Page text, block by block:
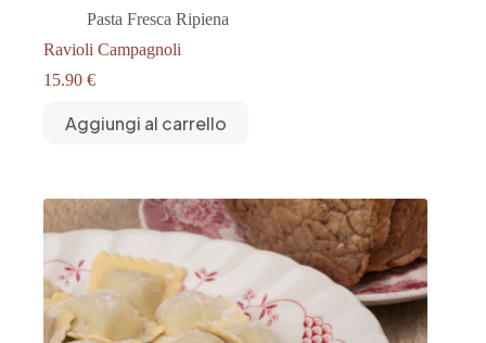
Pasta Fresca Ripiena
Ravioli Campagnoli
15.90 €
Aggiungi al carrello